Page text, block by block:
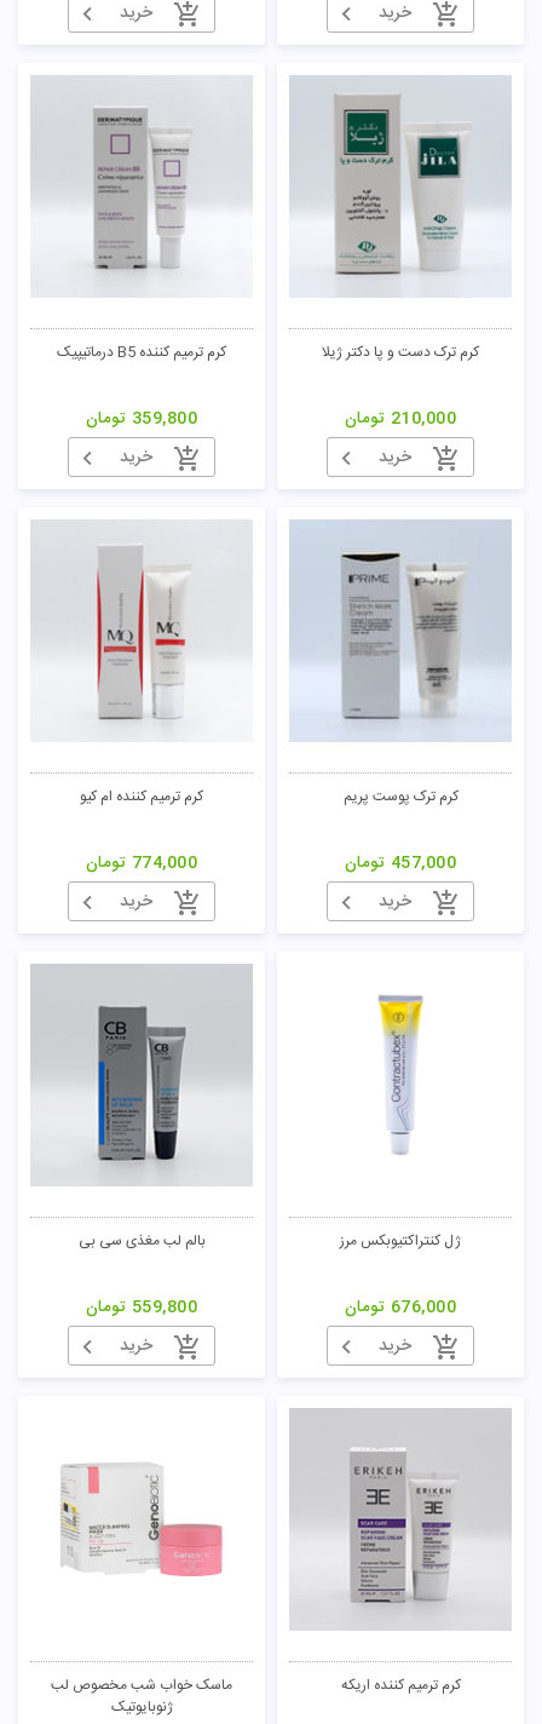
خرید
خرید
کرم ترک دست و پا دکتر ژیلا
210,000 تومان
خرید
کرم ترمیم کننده B5 درماتیپیک
359,800 تومان
خرید
کرم ترک پوست پریم
457,000 تومان
خرید
کرم ترمیم کننده ام کیو
774,000 تومان
خرید
ژل کنتراکتیوبکس مرز
676,000 تومان
خرید
بالم لب مغذی سی بی
559,800 تومان
خرید
کرم ترمیم کننده اریکه
ماسک خواب شب مخصوص لب
ژنوبایوتیک